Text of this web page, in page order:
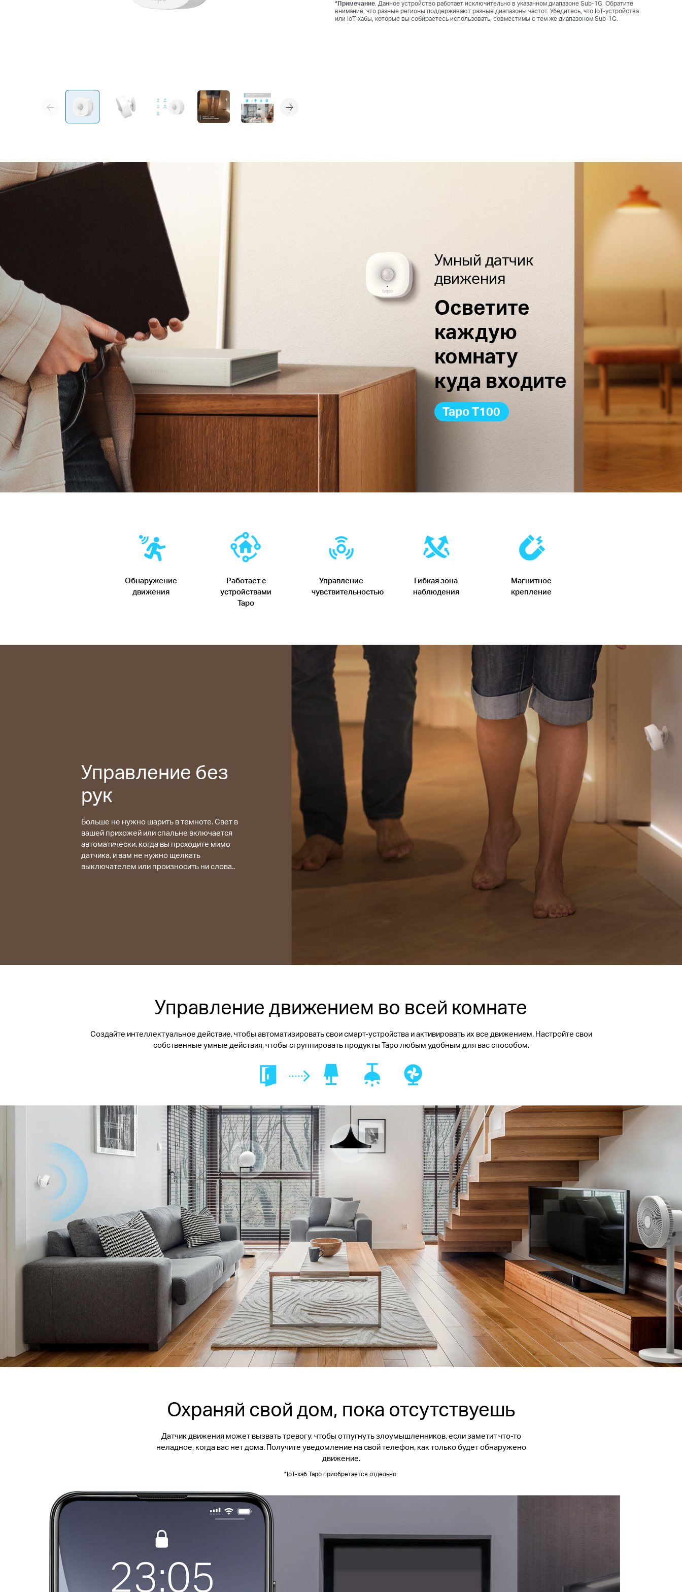
*Примечание. Данное устройство работает исключительно в указанном диапазоне Sub-1G. Обратите
внимание, что разные регионы поддерживают разные диапазоны частот. Убедитесь, что IoT-устройства
или IoT-хабы, которые вы собираетесь использовать, совместимы с тем же диапазоном Sub-1G.
Умный датчик
движения
Осветите
каждую
комнату
куда входите
Tapo T100
Обнаружение
движения
Работает с
устройствами
Tapo
Управление
чувствительностью
Гибкая зона
наблюдения
Магнитное
крепление
Управление без
рук
Больше не нужно шарить в темноте. Свет в
вашей прихожей или спальне включается
автоматически, когда вы проходите мимо
датчика, и вам не нужно щелкать
выключателем или произносить ни слова..
Управление движением во всей комнате
Создайте интеллектуальное действие, чтобы автоматизировать свои смарт-устройства и активировать их все движением. Настройте свои
собственные умные действия, чтобы сгруппировать продукты Tapo любым удобным для вас способом.
Охраняй свой дом, пока отсутствуешь
Датчик движения может вызвать тревогу, чтобы отпугнуть злоумышленников, если заметит что-то
неладное, когда вас нет дома. Получите уведомление на свой телефон, как только будет обнаружено
движение.
*IoT-хаб Tapo приобретается отдельно.